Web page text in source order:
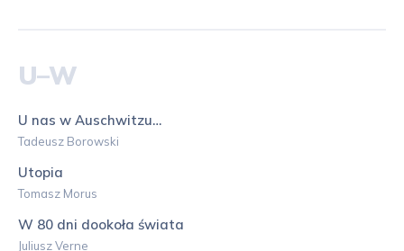
U–W
U nas w Auschwitzu…
Tadeusz Borowski
Utopia
Tomasz Morus
W 80 dni dookoła świata
Juliusz Verne